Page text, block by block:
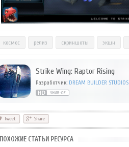
космос релиз скриншоты экшн
Strike Wing: Raptor Rising
Разработчик: DREAM BUILDER STUDIOS
ПОХОЖИЕ СТАТЬИ РЕСУРСА